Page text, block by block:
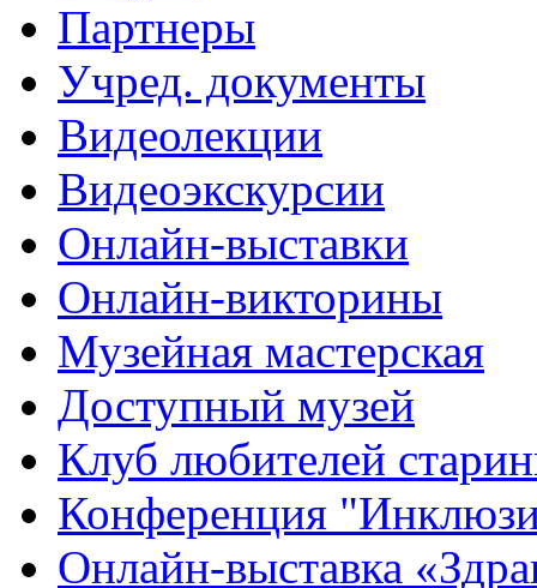
Партнеры
Учред. документы
Видеолекции
Видеоэкскурсии
Онлайн-выставки
Онлайн-викторины
Музейная мастерская
Доступный музей
Клуб любителей
Конференция
Онлайн-выставка